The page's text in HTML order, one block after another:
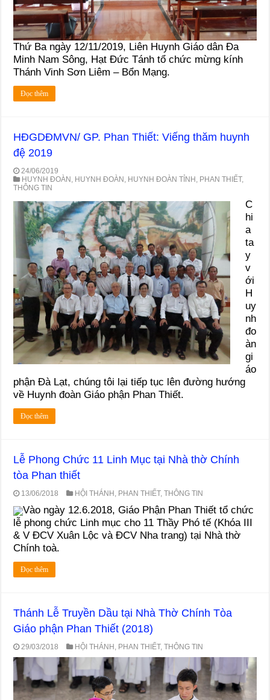
Thứ Ba ngày 12/11/2019, Liên Huynh Giáo dân Đa
Minh Nam Sông, Hạt Đức Tánh tổ chức mừng kính
Thánh Vinh Sơn Liêm – Bổn Mạng.
Đọc thêm
HĐGDĐMVN/ GP. Phan Thiết: Viếng thăm huynh
đệ 2019
24/06/2019
HUYNH ĐOÀN , HUYNH ĐOÀN , HUYNH ĐOÀN TỈNH , PHAN THIẾT,
THÔNG TIN
C
hi
a
ta
y
v
ới
H
uy
nh
đo
àn
gi
áo
phận Đà Lạt, chúng tôi lại tiếp tục lên đường hướng
về Huynh đoàn Giáo phận Phan Thiết.
Đọc thêm
Lễ Phong Chức 11 Linh Mục tại Nhà thờ Chính
tòa Phan thiết
13/06/2018 HỘI THÁNH , PHAN THIẾT,THÔNG TIN
Vào ngày 12.6.2018, Giáo Phận Phan Thiết tổ chức
lễ phong chức Linh mục cho 11 Thầy Phó tế (Khóa III
& V ĐCV Xuân Lộc và ĐCV Nha trang) tại Nhà thờ
Chính toà.
Đọc thêm
Thánh Lễ Truyền Dầu tại Nhà Thờ Chính Tòa
Giáo phận Phan Thiết (2018)
29/03/2018 HỘI THÁNH , PHAN THIẾT,THÔNG TIN